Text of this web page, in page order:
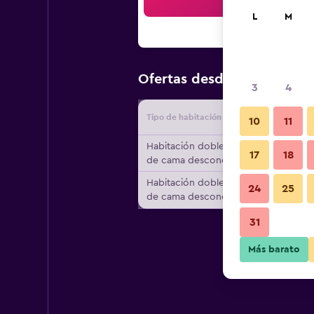
Ofertas desde Oferta
Tipo de habitación
Habitación doble, tipo
de cama desconocido
Habitación doble, tipo
de cama desconocido
L M
3 4
10 11
17 18
24 25
31
Más barato